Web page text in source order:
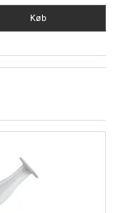
Køb